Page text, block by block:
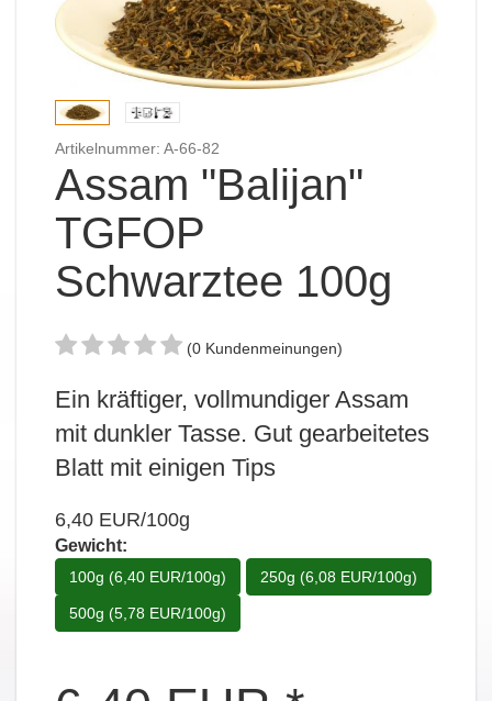
Artikelnummer: A-66-82
Assam "Balijan"
TGFOP
Schwarztee 100g
(0 Kundenmeinungen)
Ein kräftiger, vollmundiger Assam
mit dunkler Tasse. Gut gearbeitetes
Blatt mit einigen Tips
6,40 EUR/100g
Gewicht:
100g (6,40 EUR/100g) 250g (6,08 EUR/100g)
500g (5,78 EUR/100g)